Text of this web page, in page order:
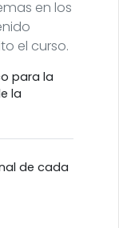
en los
el curso.
para la
la
de cada